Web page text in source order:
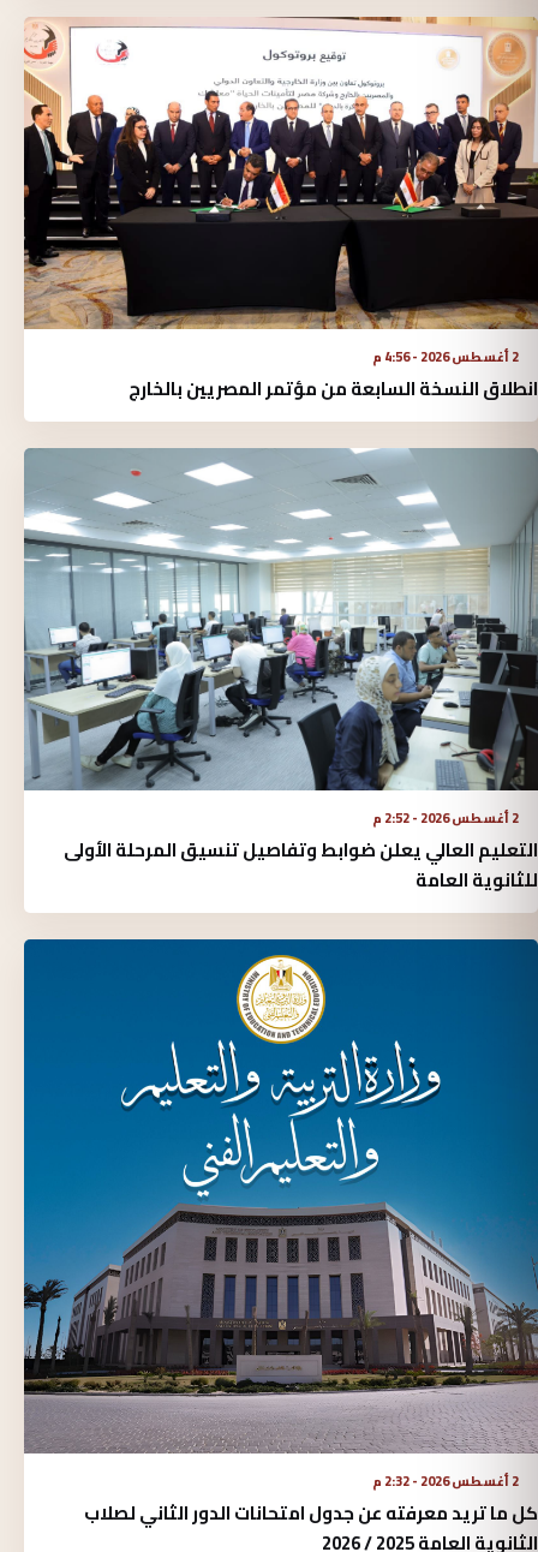
2 أغسطس 2026 - 4:56 م
انطلاق النسخة السابعة من مؤتمر المصريين بالخارج
2 أغسطس 2026 - 2:52 م
التعليم العالي يعلن ضوابط وتفاصيل تنسيق المرحلة الأولى
للثانوية العامة
2 أغسطس 2026 - 2:32 م
كل ما تريد معرفته عن جدول امتحانات الدور الثاني لصلاب
الثانوية العامة 2025 / 2026